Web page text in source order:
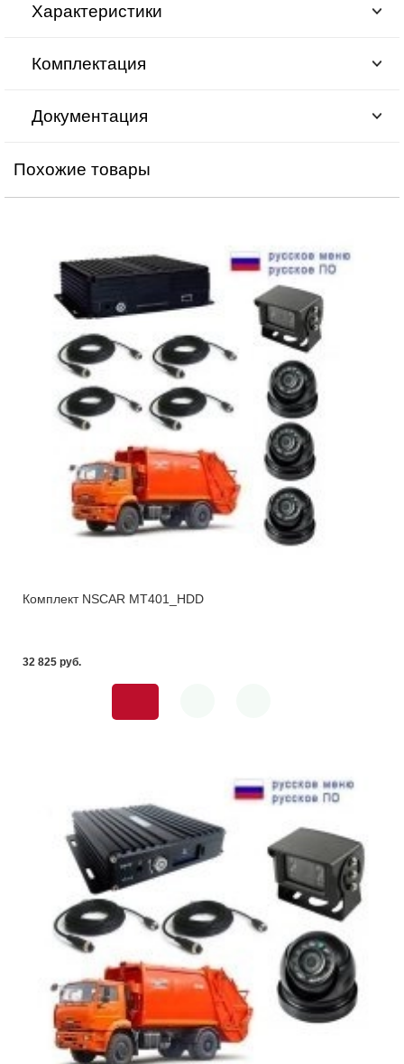
Характеристики
Комплектация
Документация
Похожие товары
Комплект NSCAR MT401_HDD
32 825 pуб.